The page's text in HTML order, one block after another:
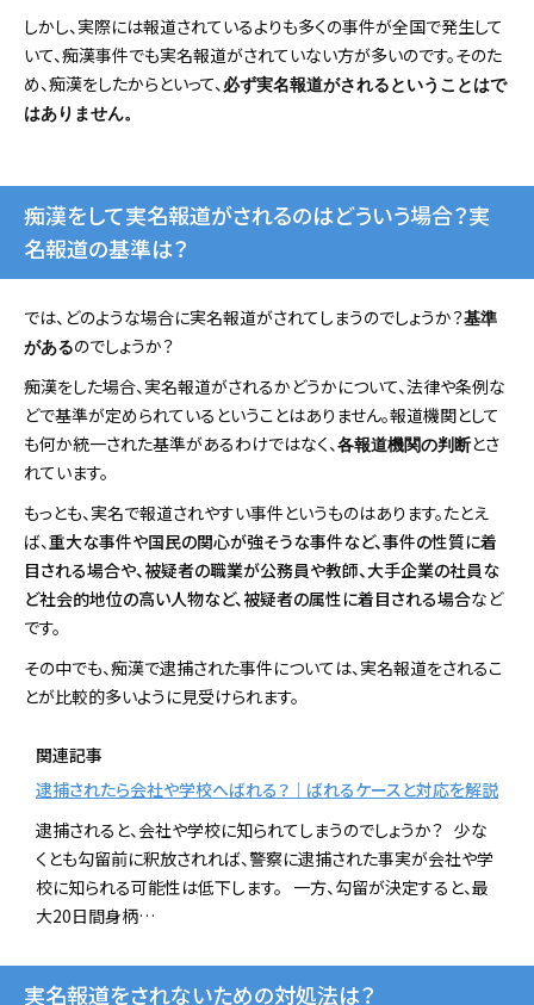
しかし、実際には報道されているよりも多くの事件が全国で発生して
いて、痴漢事件でも実名報道がされていない方が多いのです。そのた
め、痴漢をしたからといって、 必ず実名報道がされるということはで
はありません。
痴漢をして実名報道がされるのはどういう場合？実
名報道の基準は？
では、どのような場合に実名報道がされてしまうのでしょうか？基準
があるのでしょうか？
痴漢をした場合、実名報道がされるかどうかについて、法律や条例な
どで基準が定められているということはありません。報道機関として
も何か統一された基準があるわけではなく、各報道機関の判断とさ
れています。
もっとも、実名で報道されやすい事件というものはあります。たとえ
ば、重大な事件や国民の関心が強そうな事件など、事件の性質に着
目される場合や、被疑者の職業が公務員や教師、大手企業の社員な
ど社会的地位の高い人物など、被疑者の属性に着目される場合など
です。
その中でも、痴漢で逮捕された事件については、実名報道をされるこ
とが比較的多いように見受けられます。
関連記事
逮捕されたら会社や学校へばれる？｜ばれるケースと対応を解説
逮捕されると、会社や学校に知られてしまうのでしょうか？ 少な
くとも勾留前に釈放されれば、警察に逮捕された事実が会社や学
校に知られる可能性は低下します。 一方、勾留が決定すると、最
大20日間身柄…
実名報道をされないための対処法は？